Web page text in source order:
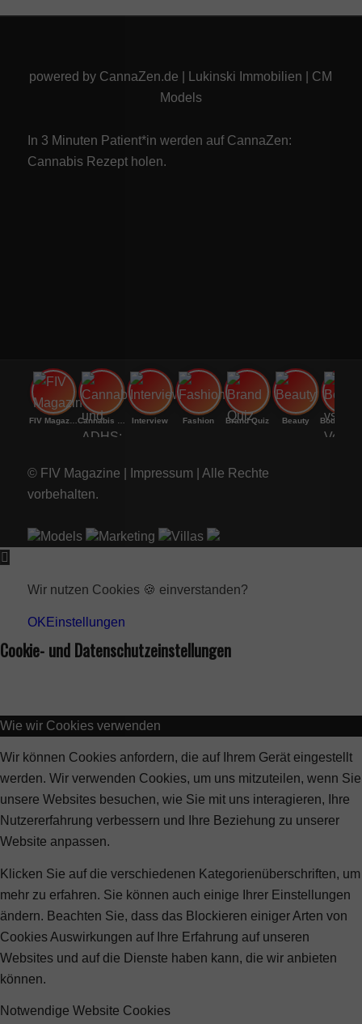
powered by CannaZen.de Lukinski Immobilien
CM
Models
In 3 Minuten Patient*in werden auf CannaZen:
Cannabis Rezeptholen.
FIV Magazine Cannabis und ADHS: Interview Fashion Brand Quiz Beauty
© FIV Magazine | Impressum | Alle Rechte
vorbehalten.
Models Marketing Villas
Wir nutzen Cookies 🍪 einverstanden?
OK Einstellungen
Cookie- und Datenschutzeinstellungen
Wie wir Cookies verwenden
Wir können Cookies anfordern, die auf Ihrem Gerät eingestellt
werden. Wir verwenden Cookies, um uns mitzuteilen, wenn Sie
unsere Websites besuchen, wie Sie mit uns interagieren, Ihre
Nutzererfahrung verbessern und Ihre Beziehung zu unserer
Website anpassen.
Klicken Sie auf die verschiedenen Kategorienüberschriften, um
mehr zu erfahren. Sie können auch einige Ihrer Einstellungen
ändern. Beachten Sie, dass das Blockieren einiger Arten von
Cookies Auswirkungen auf Ihre Erfahrung auf unseren
Websites und auf die Dienste haben kann, die wir anbieten
können.
Notwendige Website Cookies